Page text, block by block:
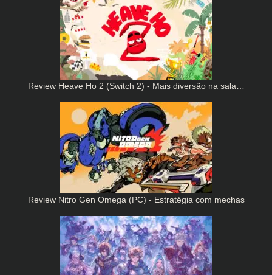
Review Heave Ho 2 (Switch 2) - Mais diversão na sala…
Review Nitro Gen Omega (PC) - Estratégia com mechas